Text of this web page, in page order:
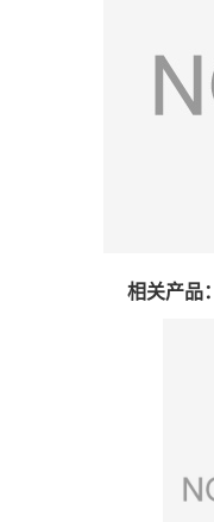
相关产品：